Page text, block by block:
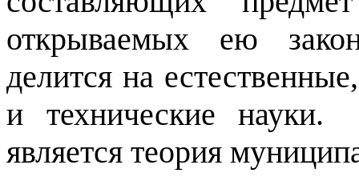
открываемых ею
делится на
и технические науки.
является теория